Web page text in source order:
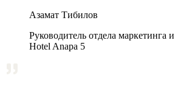
Азамат Тибилов
Руководитель отдела маркетинга
Hotel Anapa 5